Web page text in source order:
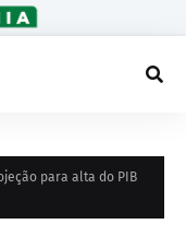
para alta do PIB